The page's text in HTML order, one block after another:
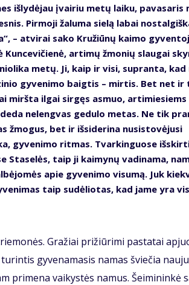
iš­ly­dė­jau įvai­riu me­tų lai­ku, pa­va­sa­ris
Pir­mo­ji ža­lu­ma sie­lą la­bai
– at­vi­rai sa­ko Kru­žiū­nų kai­mo
Kun­ce­vi­čie­nė, ar­ti­mų žmo­nių slau­gai
me­tų. Ji, kaip ir vi­si, su­pran­ta,
gy­ve­ni­mo baig­tis – mir­tis. Bet net
mirš­ta il­gai sir­gęs as­muo, ar­ti­mie­siems
ne­leng­vas ge­du­lo me­tas. Ne tik
žmo­gus, bet ir iš­si­de­ri­na nu­si­sto­vė­ju­si
gy­ve­ni­mo rit­mas. Tvar­kin­guo­se
Sta­se­lės, taip ji kai­my­nų va­di­na­ma,
apie gy­ve­ni­mo vi­su­mą. Juk
taip su­dė­lio­tas, kad ja­me yra
Gra­žiai pri­žiū­ri­mi pa­sta­tai
gy­ve­na­ma­sis na­mas švie­čia nau­ju
pri­me­na vai­kys­tės na­mus. Šei­mi­nin­kė